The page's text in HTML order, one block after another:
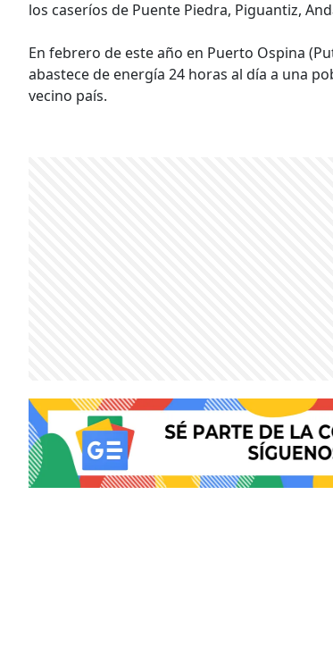
los caseríos de Puente Piedra, Piguantiz,
En febrero de este año en Puerto Ospina
abastece de energía 24 horas al día a una
vecino país.